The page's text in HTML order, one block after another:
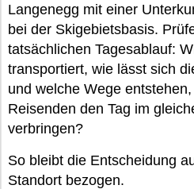
Langenegg mit einer
bei der Skigebietsbasis.
tatsächlichen Tagesablauf:
transportiert, wie lässt sich
und welche Wege
Reisenden den Tag im
verbringen?
So bleibt die Entscheidung
Standort bezogen.